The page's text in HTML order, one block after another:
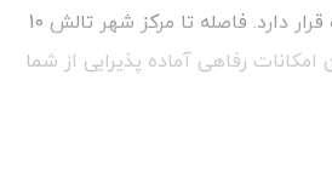
کیلومتری دریاچه سراگاه قرار دارد. فاصله تا مرکز شهر تالش 10
امکانات رفاهی آماده پذیرایی از شما